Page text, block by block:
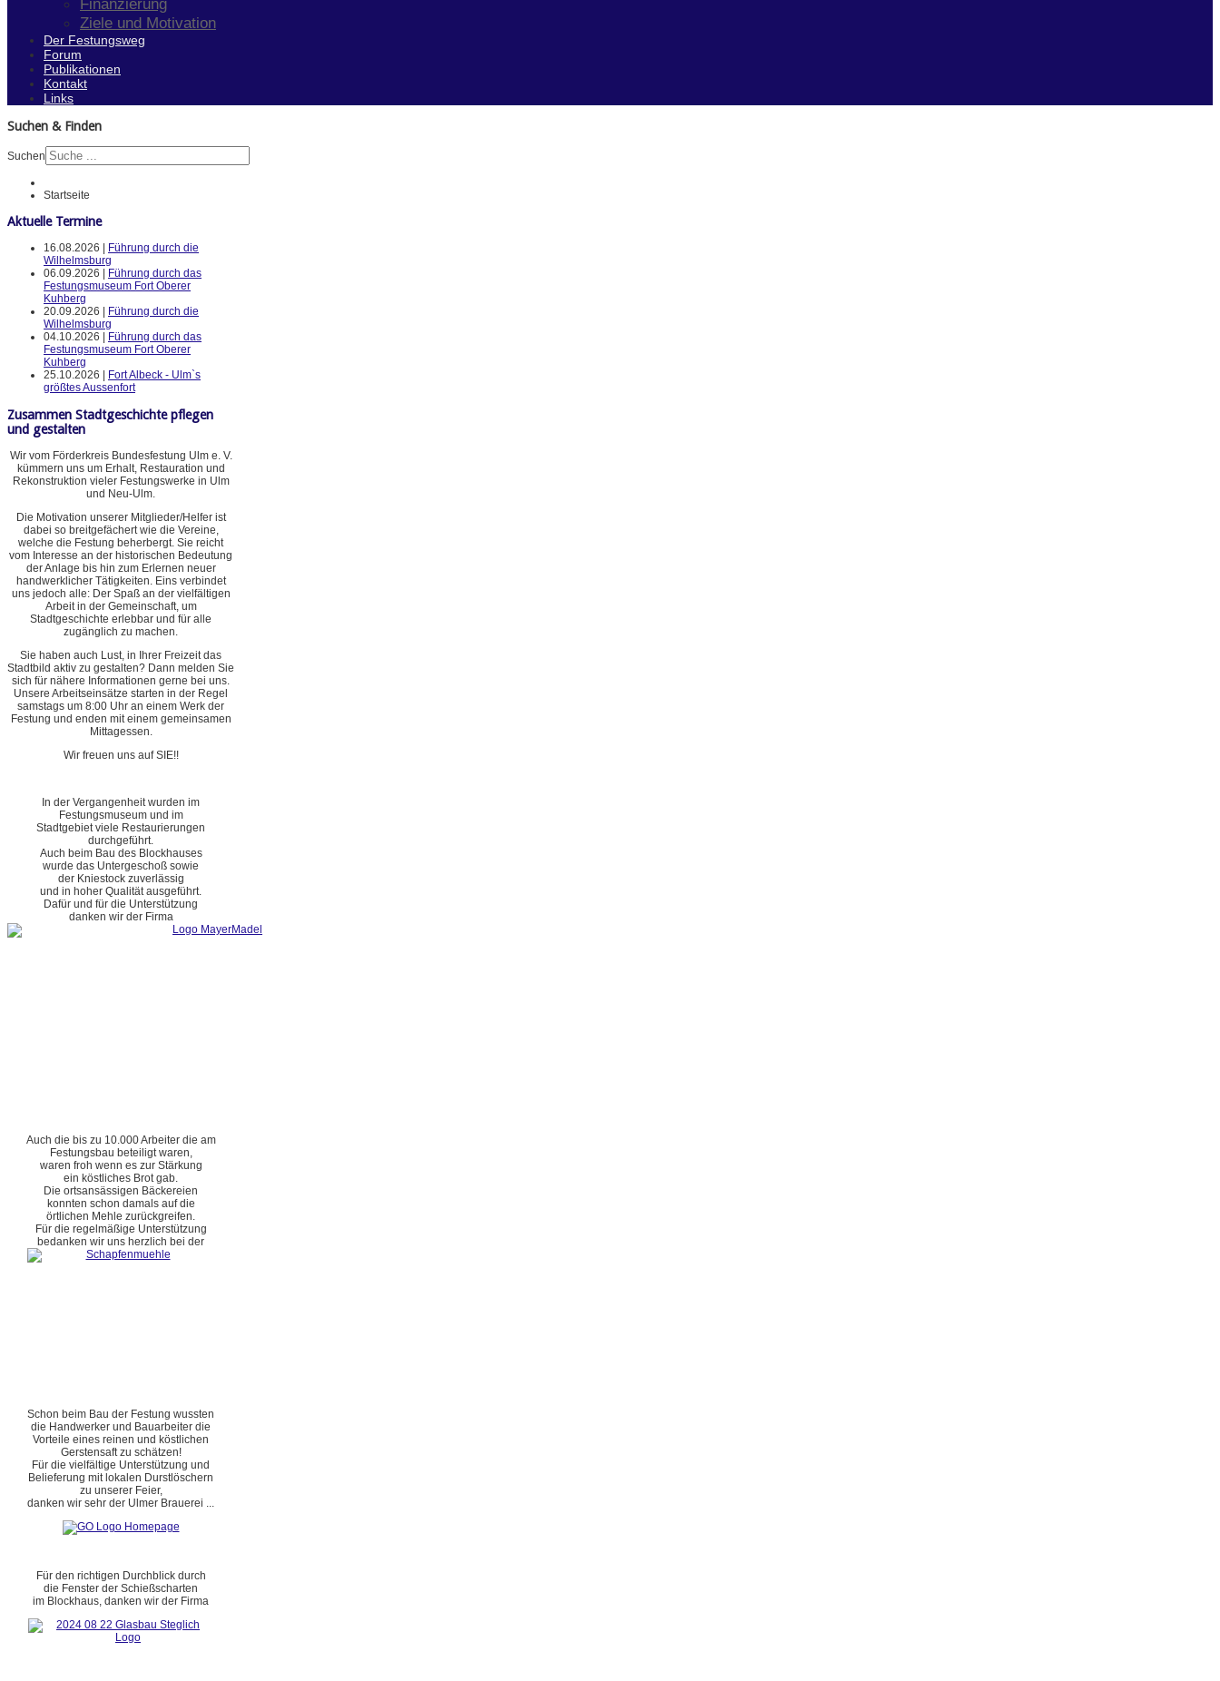
Finanzierung
Ziele und Motivation
Der Festungsweg
Forum
Publikationen
Kontakt
Links
Suchen & Finden
Suchen
Startseite
Aktuelle Termine
16.08.2026 |
Führung durch die
Wilhelmsburg
06.09.2026 |
Führung durch das
Festungsmuseum Fort Oberer
Kuhberg
20.09.2026 |
Führung durch die
Wilhelmsburg
04.10.2026 |
Führung durch das
Festungsmuseum Fort Oberer
Kuhberg
25.10.2026 |
Fort Albeck - Ulm`s
größtes Aussenfort
Zusammen Stadtgeschichte pflegen
und gestalten
Wir vom Förderkreis Bundesfestung Ulm e. V.
kümmern uns um Erhalt, Restauration und
Rekonstruktion vieler Festungswerke in Ulm
und Neu-Ulm.
Die Motivation unserer Mitglieder/Helfer ist
dabei so breitgefächert wie die Vereine,
welche die Festung beherbergt. Sie reicht
vom Interesse an der historischen Bedeutung
der Anlage bis hin zum Erlernen neuer
handwerklicher Tätigkeiten. Eins verbindet
uns jedoch alle: Der Spaß an der vielfältigen
Arbeit in der Gemeinschaft, um
Stadtgeschichte erlebbar und für alle
zugänglich zu machen.
Sie haben auch Lust, in Ihrer Freizeit das
Stadtbild aktiv zu gestalten? Dann melden Sie
sich für nähere Informationen gerne bei uns.
Unsere Arbeitseinsätze starten in der Regel
samstags um 8:00 Uhr an einem Werk der
Festung und enden mit einem gemeinsamen
Mittagessen.
Wir freuen uns auf SIE!!
In der Vergangenheit wurden im
Festungsmuseum und im
Stadtgebiet viele Restaurierungen
durchgeführt.
Auch beim Bau des Blockhauses
wurde das Untergeschoß sowie
der Kniestock zuverlässig
und in hoher Qualität ausgeführt.
Dafür und für die Unterstützung
danken wir der Firma
Auch die bis zu 10.000 Arbeiter die am
Festungsbau beteiligt waren,
waren froh wenn es zur Stärkung
ein köstliches Brot gab.
Die ortsansässigen Bäckereien
konnten schon damals auf die
örtlichen Mehle zurückgreifen.
Für die regelmäßige Unterstützung
bedanken wir uns herzlich bei der
Schon beim Bau der Festung wussten
die Handwerker und Bauarbeiter die
Vorteile eines reinen und köstlichen
Gerstensaft zu schätzen!
Für die vielfältige Unterstützung und
Belieferung mit lokalen Durstlöschern
zu unserer Feier,
danken wir sehr der Ulmer Brauerei ...
Für den richtigen Durchblick durch
die Fenster der Schießscharten
im Blockhaus, danken wir der Firma